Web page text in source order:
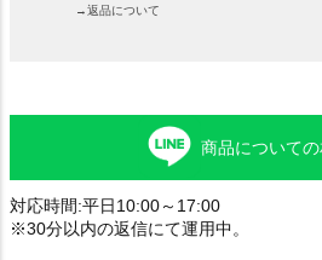
→返品について
商品について
対応時間:平日10:00～17:00
※30分以内の返信にて運用中。